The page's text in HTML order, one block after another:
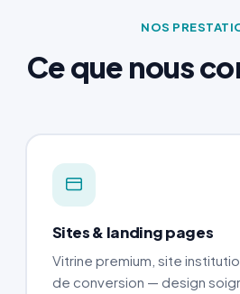
NOS
Ce que nous
Sites & landing pages
Vitrine premium, site
de conversion — design